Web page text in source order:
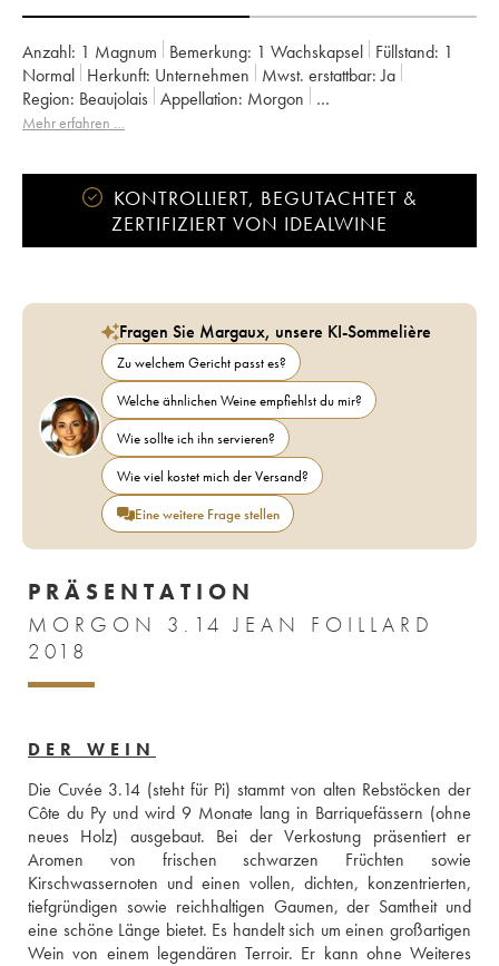
Anzahl: 1 Magnum Bemerkung: 1 Wachskapsel Füllstand: 1
Normal
Herkunft: unternehmen Mwst. erstattbar: ja
Region:
Beaujolais Appellation:
Morgon
Eigentümer: Jean Foillard
Mehr erfahren …
KONTROLLIERT, BEGUTACHTET &
ZERTIFIZIERT VON IDEALWINE
Fragen Sie Margaux, unsere KI-Sommelière
Zu welchem Gericht passt es?
Welche ähnlichen Weine empfiehlst du mir?
Wie sollte ich ihn servieren?
Wie viel kostet mich der Versand?
Eine weitere Frage stellen
PRÄSENTATION
MORGON 3.14 JEAN FOILLARD
2018
DER WEIN
Die Cuvée 3.14 (steht für Pi) stammt von alten Rebstöcken der
Côte du Py und wird 9 Monate lang in Barriquefässern (ohne
neues Holz) ausgebaut. Bei der Verkostung präsentiert er
Aromen von frischen schwarzen Früchten sowie
Kirschwassernoten und einen vollen, dichten, konzentrierten,
tiefgründigen sowie reichhaltigen Gaumen, der Samtheit und
eine schöne Länge bietet. Es handelt sich um einen großartigen
Wein von einem legendären Terroir. Er kann ohne Weiteres